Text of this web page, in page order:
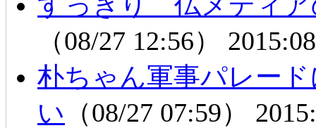
（08/27 12:56）
朴ちゃん軍事パレー
い （08/27 07:59）